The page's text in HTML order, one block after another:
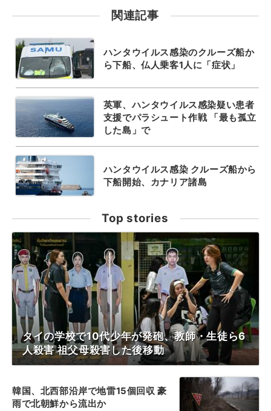
関連記事
ハンタウイルス感染のクルーズ船か
ら下船、仏人乗客1人に「症状」
英軍、ハンタウイルス感染疑い患者
支援でパラシュート作戦 「最も孤立
した島」で
ハンタウイルス感染 クルーズ船から
下船開始、カナリア諸島
Top stories
タイの学校で10代少年が発砲、教師・生徒ら6
人殺害 祖父母殺害した後移動
韓国、北西部沿岸で地雷15個回収 豪
雨で北朝鮮から流出か